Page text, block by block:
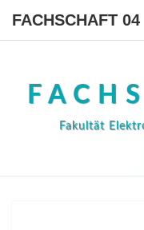
FACHSCHAFT 04
Fakultät